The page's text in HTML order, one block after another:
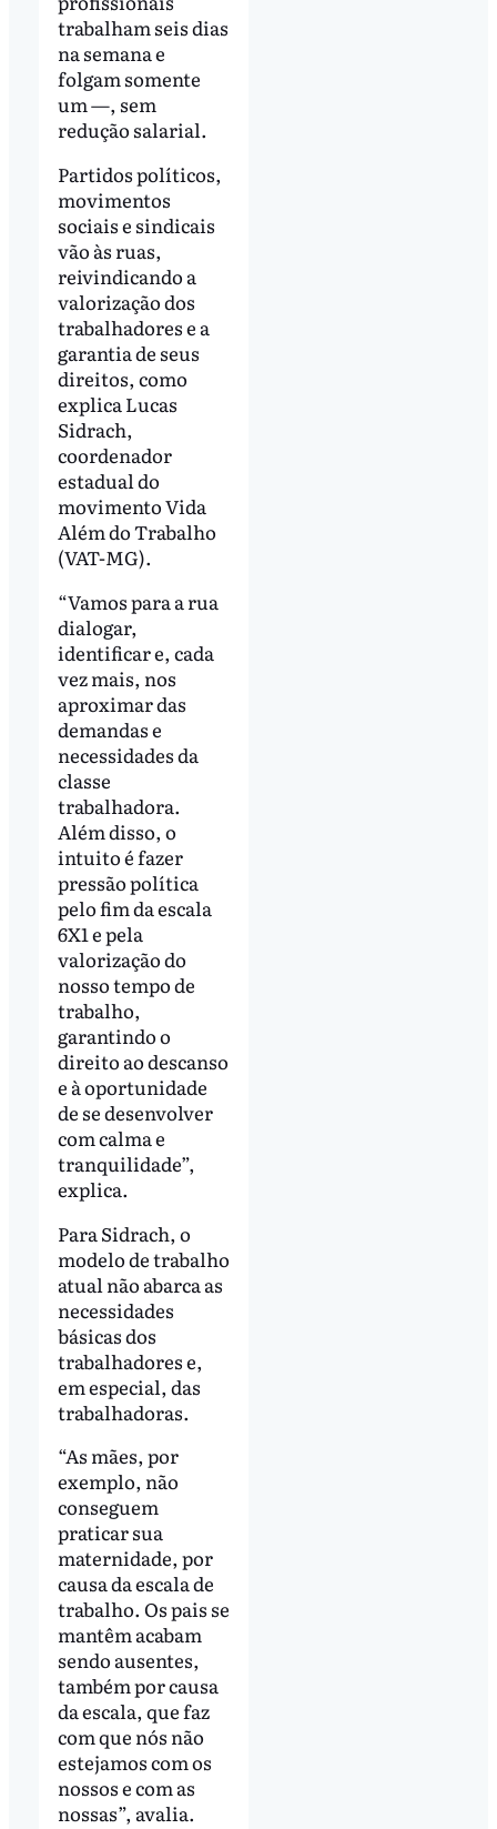
trabalham seis dias
na semana e
folgam somente
um —, sem
redução salarial.
Partidos políticos,
movimentos
sociais e sindicais
vão às ruas,
reivindicando a
valorização dos
trabalhadores e a
garantia de seus
direitos, como
explica Lucas
Sidrach,
coordenador
estadual do
movimento Vida
Além do Trabalho
(VAT-MG).
“Vamos para a rua
dialogar,
identificar e, cada
vez mais, nos
aproximar das
demandas e
necessidades da
classe
trabalhadora.
Além disso, o
intuito é fazer
pressão política
pelo fim da escala
6X1 e pela
valorização do
nosso tempo de
trabalho,
garantindo o
direito ao descanso
e à oportunidade
de se desenvolver
com calma e
tranquilidade”,
explica.
Para Sidrach, o
modelo de trabalho
atual não abarca as
necessidades
básicas dos
trabalhadores e,
em especial, das
trabalhadoras.
“As mães, por
exemplo, não
conseguem
praticar sua
maternidade, por
causa da escala de
trabalho. Os pais se
mantêm acabam
sendo ausentes,
também por causa
da escala, que faz
com que nós não
estejamos com os
nossos e com as
nossas”, avalia.